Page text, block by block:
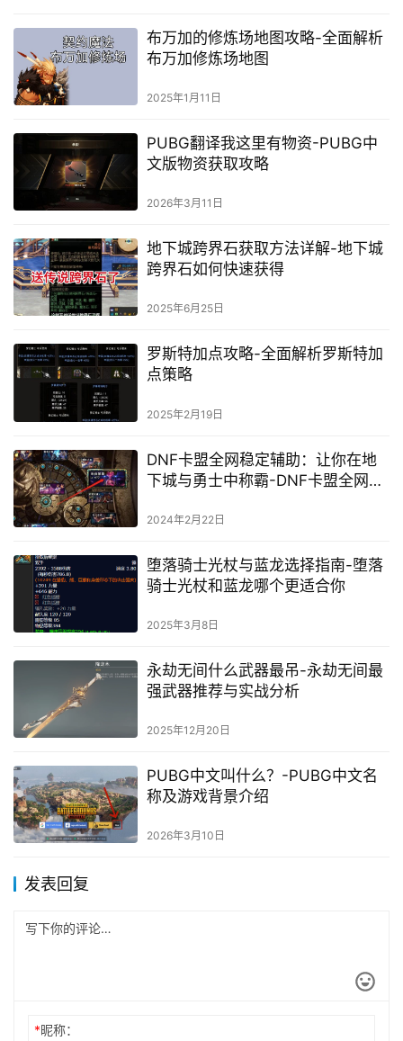
布万加的修炼场地图攻略-全面解析
布万加修炼场地图
2025年1月11日
PUBG翻译我这里有物资-PUBG中
文版物资获取攻略
2026年3月11日
地下城跨界石获取方法详解-地下城
跨界石如何快速获得
2025年6月25日
罗斯特加点攻略-全面解析罗斯特加
点策略
2025年2月19日
DNF卡盟全网稳定辅助：让你在地
下城与勇士中称霸-DNF卡盟全网稳
2024年2月22日
堕落骑士光杖与蓝龙选择指南-堕落
骑士光杖和蓝龙哪个更适合你
2025年3月8日
永劫无间什么武器最吊-永劫无间最
强武器推荐与实战分析
2025年12月20日
PUBG中文叫什么？-PUBG中文名
称及游戏背景介绍
2026年3月10日
发表回复
*昵称：